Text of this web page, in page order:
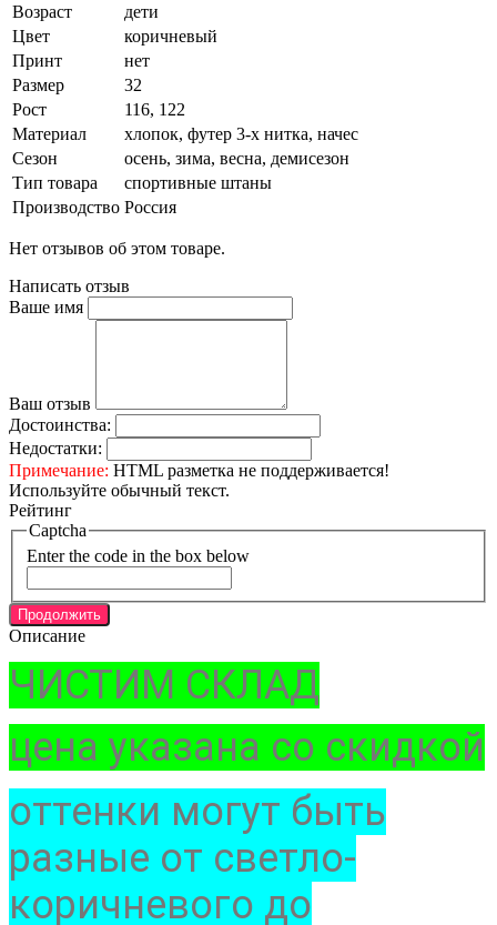
Возраст
дети
Цвет
коричневый
Принт
нет
Размер
32
Рост
116, 122
Материал
хлопок, футер 3-х нитка, начес
Сезон
осень, зима, весна, демисезон
Тип товара
спортивные штаны
Производство Россия
Нет отзывов об этом товаре.
Написать отзыв
Ваше имя
Ваш отзыв
Достоинства:
Недостатки:
Примечание: HTML разметка не поддерживается!
Используйте обычный текст.
Рейтинг
Captcha
Enter the code in the box below
Продолжить
Описание
ЧИСТИМ СКЛАД
цена указана со скидкой
оттенки могут быть
разные от светло-
коричневого до